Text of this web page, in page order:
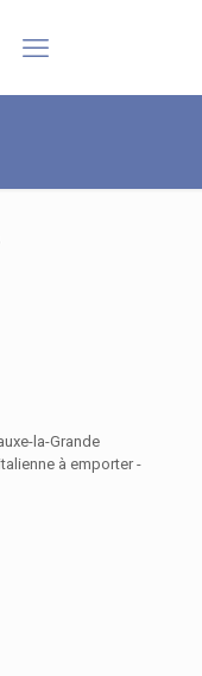
la-Grande
à emporter -